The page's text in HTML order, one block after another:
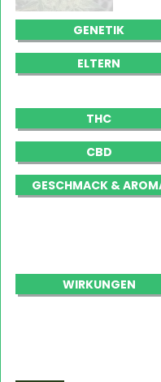
GENETIK
ELTERN
THC
CBD
GESCHMACK &
WIRKUNGEN